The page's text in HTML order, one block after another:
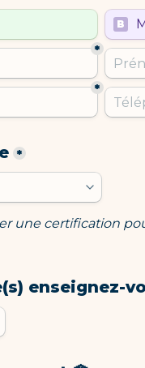
B
*
*
*
une certification
enseignez-